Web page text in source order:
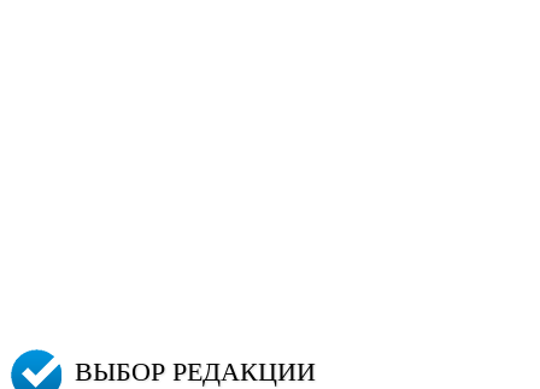
ВЫБОР РЕДАКЦИИ